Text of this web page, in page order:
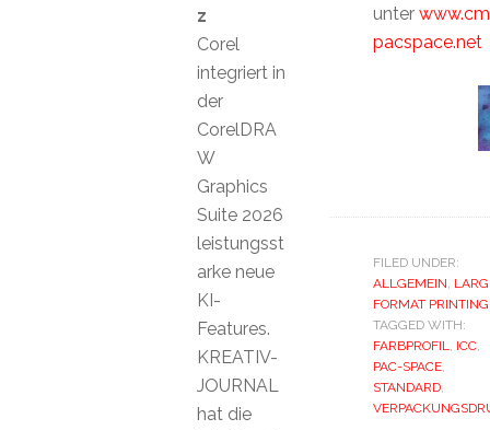
unter
pacspace.net
FILED UNDER:
ALLGEMEIN,
FORMAT PRINTING
TAGGED WITH:
FARBPROFIL, ICC,
PAC-SPACE,
STANDARD,
z
Corel
integriert in
der
CorelDRA
W
Graphics
Suite 2026
leistungsst
arke neue
KI-
Features.
KREATIV-
JOURNAL
hat die